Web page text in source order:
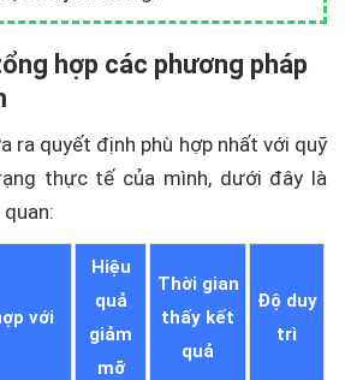
hợp các phương pháp
ra quyết định phù hợp nhất với quỹ
thực tế của mình, dưới đây là
với
Hiệu
quả
giảm
mỡ
Thời gian
thấy kết
quả
Độ duy
trì